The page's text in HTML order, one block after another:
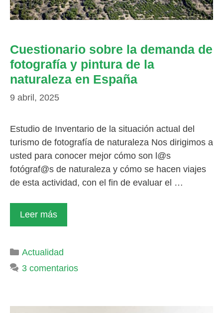
Cuestionario sobre la demanda de
fotografía y pintura de la
naturaleza en España
9 abril, 2025
Estudio de Inventario de la situación actual del
turismo de fotografía de naturaleza Nos dirigimos a
usted para conocer mejor cómo son l@s
fotógraf@s de naturaleza y cómo se hacen viajes
de esta actividad, con el fin de evaluar el …
Leer más
Categorías
Actualidad
3 comentarios